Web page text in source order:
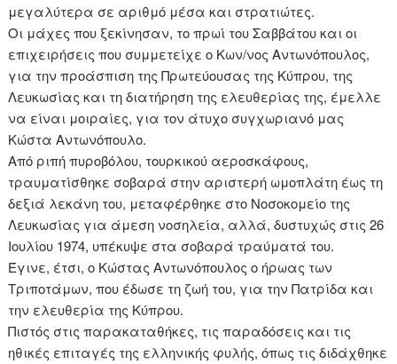
μεγαλύτερα σε αριθμό μέσα και στρατιώτες.
Οι μάχες που ξεκίνησαν, το πρωί του Σαββάτου και οι
επιχειρήσεις που συμμετείχε ο Κων/νος Αντωνόπουλος,
για την προάσπιση της Πρωτεύουσας της Κύπρου, της
Λευκωσίας και τη διατήρηση της ελευθερίας της, έμελλε
να είναι μοιραίες, για τον άτυχο συγχωριανό μας
Κώστα Αντωνόπουλο.
Από ριπή πυροβόλου, τουρκικού αεροσκάφους,
τραυματίσθηκε σοβαρά στην αριστερή ωμοπλάτη έως τη
δεξιά λεκάνη του, μεταφέρθηκε στο Νοσοκομείο της
Λευκωσίας για άμεση νοσηλεία, αλλά, δυστυχώς στις 26
Ιουλίου 1974, υπέκυψε στα σοβαρά τραύματά του.
Έγινε, έτσι, ο Κώστας Αντωνόπουλος ο ήρωας των
Τριποτάμων, που έδωσε τη ζωή του, για την Πατρίδα και
την ελευθερία της Κύπρου.
Πιστός στις παρακαταθήκες, τις παραδόσεις και τις
ηθικές επιταγές της ελληνικής φυλής, όπως τις διδάχθηκε